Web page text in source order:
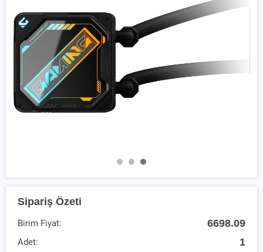
Sipariş Özeti
Birim Fiyat: 6698.09
Adet: 1